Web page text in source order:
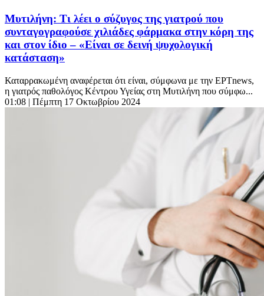
Μυτιλήνη: Τι λέει ο σύζυγος της γιατρού που
συνταγογραφούσε χιλιάδες φάρμακα στην κόρη της
και στον ίδιο – «Είναι σε δεινή ψυχολογική
κατάσταση»
Καταρρακωμένη αναφέρεται ότι είναι, σύμφωνα με την ΕΡΤnews,
η γιατρός παθολόγος Κέντρου Υγείας στη Μυτιλήνη που σύμφω...
01:08 | Πέμπτη 17 Οκτωβρίου 2024